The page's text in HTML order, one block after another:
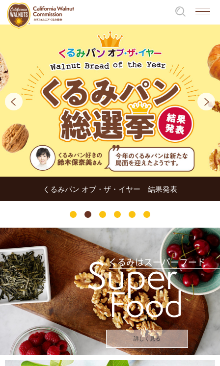
くるみパン オブ・ザ・イヤー 結果発表
3 4 5 6
詳しく見る